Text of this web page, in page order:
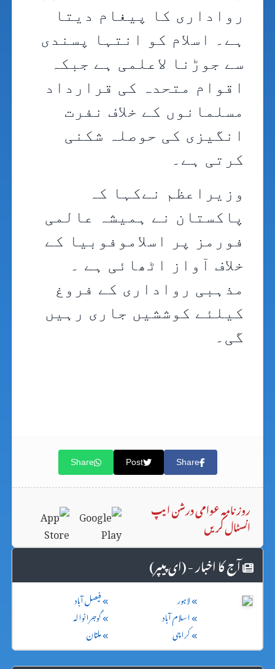
رواداری کا پیغام دیتا
ہے۔ اسلام کو انتہا پسندی
سے جوڑنا لاعلمی ہے جبکہ
اقوام متحدہ کی قرارداد
مسلمانوں کے خلاف نفرت
انگیزی کی حوصلہ شکنی
کرتی ہے۔
وزیراعظم نےکہا کہ
پاکستان نے ہمیشہ عالمی
فورمز پر اسلاموفوبیا کے
خلاف آواز اٹھائی ہے ۔
مذہبی رواداری کے فروغ
کیلئے کوششیں جاری رہیں
گی۔
Share
Post
Share
روزنامہ عوامی درشن ایپ
انسٹال کریں
آج کا اخبار - (ای پیپر)
لاہور
فیصل آباد
اسلام آباد
گوجرانوالہ
کراچی
ملتان